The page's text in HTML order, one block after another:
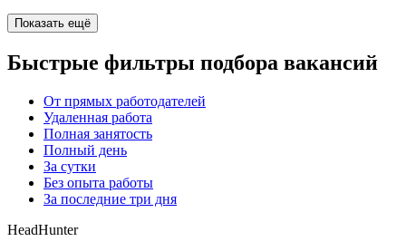
Показать ещё
Быстрые фильтры подбора вакансий
От прямых работодателей
Удаленная работа
Полная занятость
Полный день
За сутки
Без опыта работы
За последние три дня
HeadHunter